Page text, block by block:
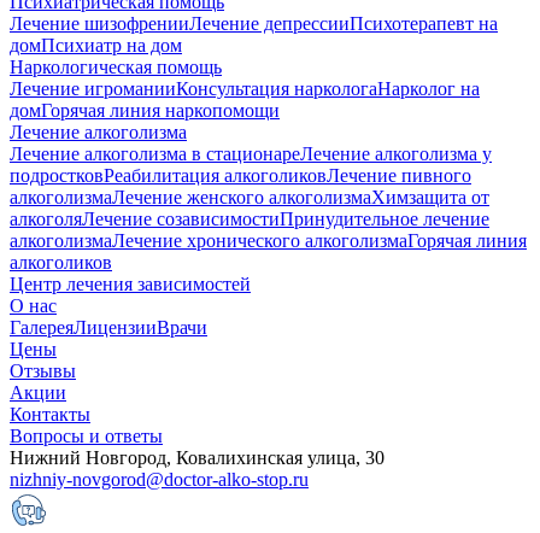
Лечение шизофренииЛечение депрессииПсихотерапевт на
домПсихиатр на дом
Наркологическая помощь
Лечение игроманииКонсультация наркологаНарколог на
домГорячая линия наркопомощи
Лечение алкоголизма
Лечение алкоголизма в стационареЛечение алкоголизма у
подростковРеабилитация алкоголиковЛечение пивного
алкоголизмаЛечение женского алкоголизмаХимзащита от
алкоголяЛечение созависимостиПринудительное лечение
алкоголизмаЛечение хронического алкоголизмаГорячая линия
алкоголиков
Центр лечения зависимостей
О нас
ГалереяЛицензииВрачи
Цены
Отзывы
Акции
Контакты
Вопросы и ответы
Нижний Новгород, Ковалихинская улица, 30
nizhniy-novgorod@doctor-alko-stop.ru